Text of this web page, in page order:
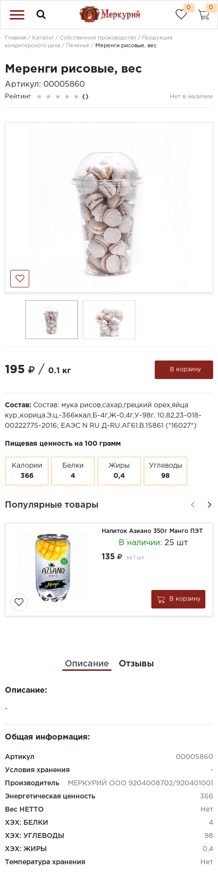
0 0
Главная Каталог Собственное производство
Продукция
кондитерского цеха
Печенье Меренги рисовые, вес
Меренги рисовые, вес
Артикул: 00005860
Рейтинг () Нет в наличии
195 / 0.1 кг В корзину
Состав: Состав: мука рисов,сахар,грецкий орех,яйца
кур.,корица.Э.ц.-366ккал,Б-4г,Ж-0,4г,У-98г. 10,82,23-018-
00222775-2016; ЕАЭС N RU Д-RU.АГ61.В.15861 (*16027*)
Пищевая ценность на 100 грамм
Калории
366
Белки
4
Жиры
0,4
Углеводы
98
Популярные товары
Напиток Азиано 350г Манго ПЭТ
В наличии:25 шт
135
за 1 шт
В корзину
Описание Отзывы
Описание:
-
Общая информация:
Артикул 00005860
Условия хранения -
Производитель МЕРКУРИЙ ООО 9204008702/920401001
Энергетическая ценность 366
Вес НЕТТО Нет
ХЭХ: БЕЛКИ 4
ХЭХ: УГЛЕВОДЫ 98
ХЭХ: ЖИРЫ 0,4
Температура хранения Нет